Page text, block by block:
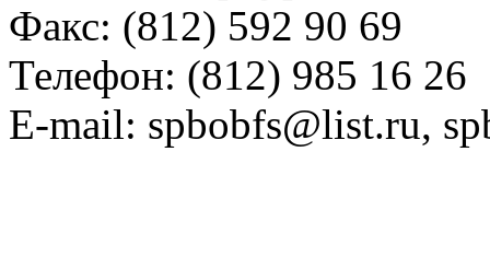
Факс: (812) 592 90 69
Телефон: (812) 985 16 26
E-mail: spbobfs@list.ru,